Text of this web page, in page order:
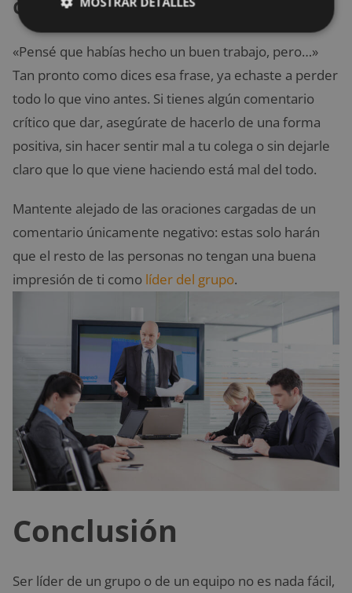
«Pensé que habías hecho un buen trabajo, pero…»
Tan pronto como dices esa frase, ya echaste a perder
todo lo que vino antes. Si tienes algún comentario
crítico que dar, asegúrate de hacerlo de una forma
positiva, sin hacer sentir mal a tu colega o sin dejarle
claro que lo que viene haciendo está mal del todo.
Mantente alejado de las oraciones cargadas de un
comentario únicamente negativo: estas solo harán
que el resto de las personas no tengan una buena
impresión de ti como líder del grupo.
Conclusión
Ser líder de un grupo o de un equipo no es nada fácil,